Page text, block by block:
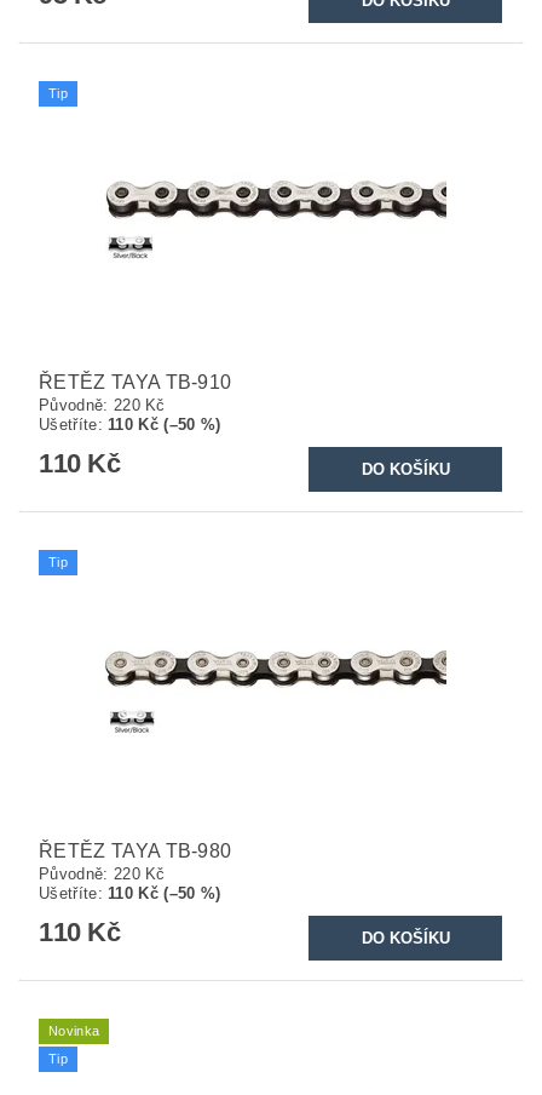
Tip
ŘETĚZ TAYA TB-910
Původně: 220 Kč
Ušetříte:110 Kč (–50 %)
110 Kč
Tip
ŘETĚZ TAYA TB-980
Původně: 220 Kč
Ušetříte:110 Kč (–50 %)
110 Kč
Novinka
Tip